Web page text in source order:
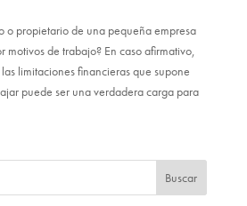
o propietario de una pequeña empresa
motivos de trabajo? En caso afirmativo,
limitaciones financieras que supone
puede ser una verdadera carga para
Buscar